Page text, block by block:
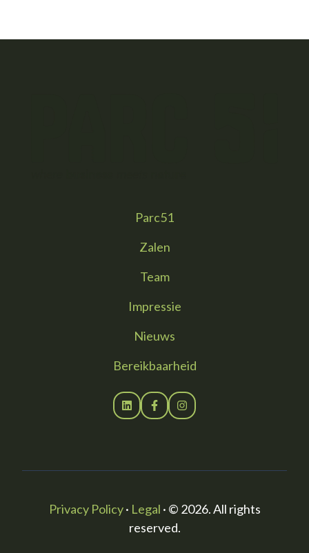
Parc51
Zalen
Team
Impressie
Nieuws
Bereikbaarheid
Privacy Policy· Legal · © 2026. All rights
reserved.